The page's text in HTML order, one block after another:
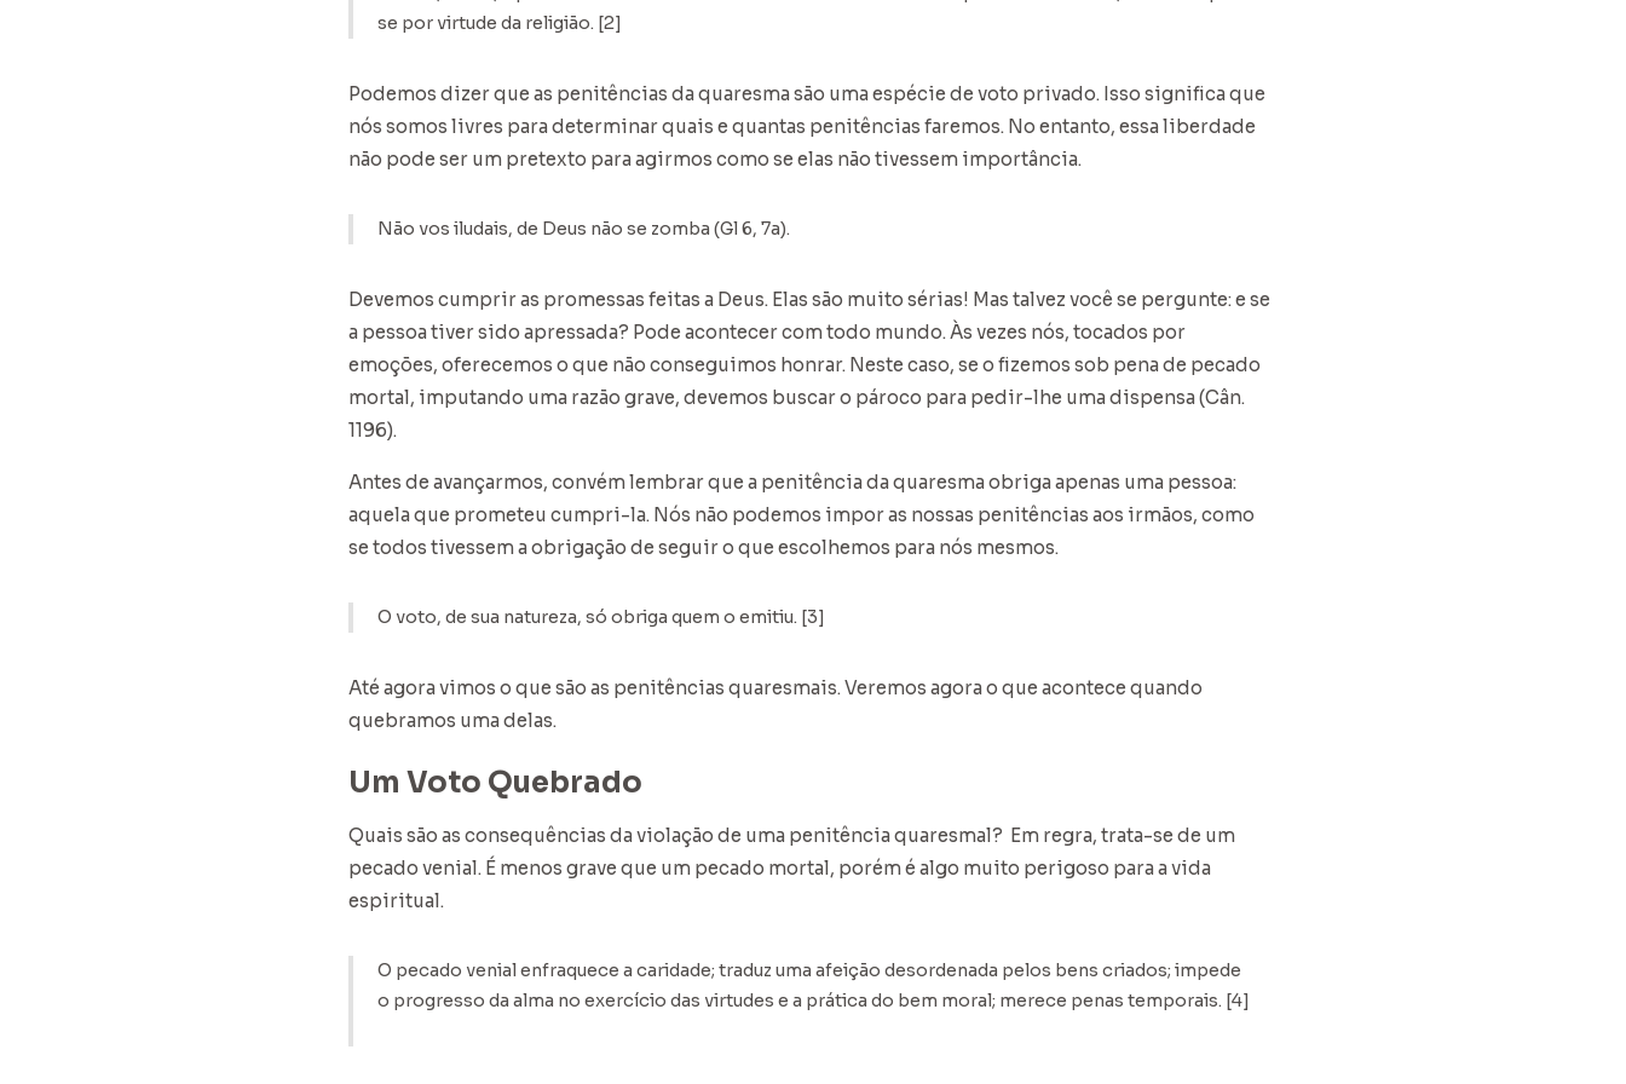
se por virtude da religião. [2]
Podemos dizer que as penitências da quaresma são uma espécie de voto privado. Isso significa que
nós somos livres para determinar quais e quantas penitências faremos. No entanto, essa liberdade
não pode ser um pretexto para agirmos como se elas não tivessem importância.
Não vos iludais, de Deus não se zomba (Gl 6, 7a).
Devemos cumprir as promessas feitas a Deus. Elas são muito sérias! Mas talvez você se pergunte: e se
a pessoa tiver sido apressada? Pode acontecer com todo mundo. Às vezes nós, tocados por
emoções, oferecemos o que não conseguimos honrar. Neste caso, se o fizemos sob pena de pecado
mortal, imputando uma razão grave, devemos buscar o pároco para pedir-lhe uma dispensa (Cân.
1196).
Antes de avançarmos, convém lembrar que a penitência da quaresma obriga apenas uma pessoa:
aquela que prometeu cumpri-la. Nós não podemos impor as nossas penitências aos irmãos, como
se todos tivessem a obrigação de seguir o que escolhemos para nós mesmos.
O voto, de sua natureza, só obriga quem o emitiu. [3]
Até agora vimos o que são as penitências quaresmais. Veremos agora o que acontece quando
quebramos uma delas.
Um Voto Quebrado
Quais são as consequências da violação de uma penitência quaresmal? Em regra, trata-se de um
pecado venial. É menos grave que um pecado mortal, porém é algo muito perigoso para a vida
espiritual.
O pecado venial enfraquece a caridade; traduz uma afeição desordenada pelos bens criados; impede
o progresso da alma no exercício das virtudes e a prática do bem moral; merece penas temporais. [4]